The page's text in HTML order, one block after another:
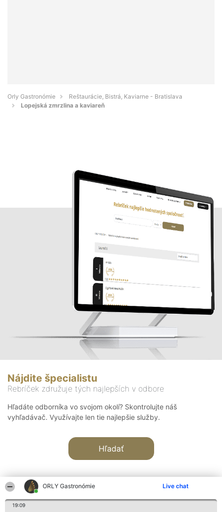
ORLY Gastronómie Live chat
19:09
Orly Gastronómie
Reštaurácie, Bistrá, Kaviarne - Bratislava
Lopejská zmrzlina a kaviareň
Nájdite špecialistu
Rebríček združuje tých najlepších v odbore
Hľadáte odborníka vo svojom okolí? Skontrolujte náš
vyhľadávač. Využívajte len tie najlepšie služby.
Hľadať